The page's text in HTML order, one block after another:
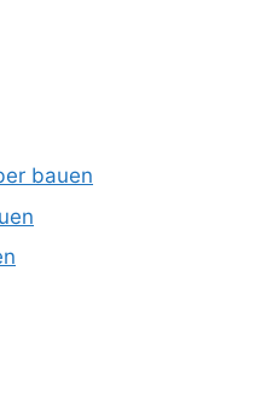
bauen